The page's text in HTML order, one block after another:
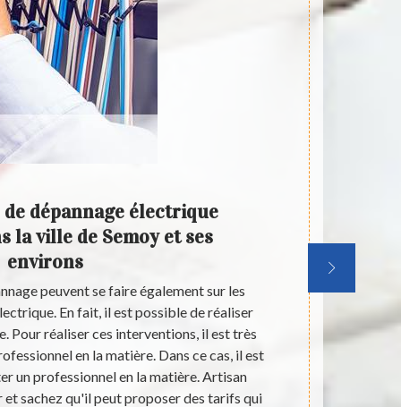
dépannage électrique
la ville de Semoy et ses
environs
peuvent se faire également sur les
En fait, il est possible de réaliser
Pour réaliser ces interventions, il est très
en la matière. Dans ce cas, il est
un professionnel en la matière. Artisan
et sachez qu'il peut proposer des tarifs qui
Les
dans les